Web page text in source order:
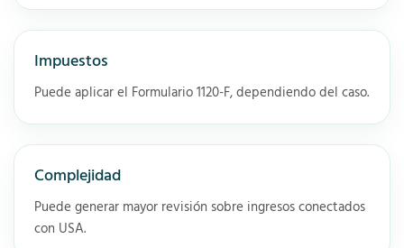
Impuestos
Puede aplicar el Formulario 1120-F, dependiendo del caso.
Complejidad
Puede generar mayor revisión sobre ingresos conectados
con USA.